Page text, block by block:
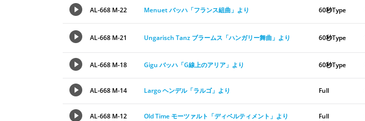
AL-668 M-22 Menuet バッハ「フランス組曲」より 60秒Type
AL-668 M-21 Ungarisch Tanz ブラームス「ハンガリー舞曲」より 60秒Type
AL-668 M-18 Gigu バッハ「G線上のアリア」より 60秒Type
AL-668 M-14 Largo ヘンデル「ラルゴ」より Full
AL-668 M-12 Old Time モーツァルト「ディベルティメント」より Full